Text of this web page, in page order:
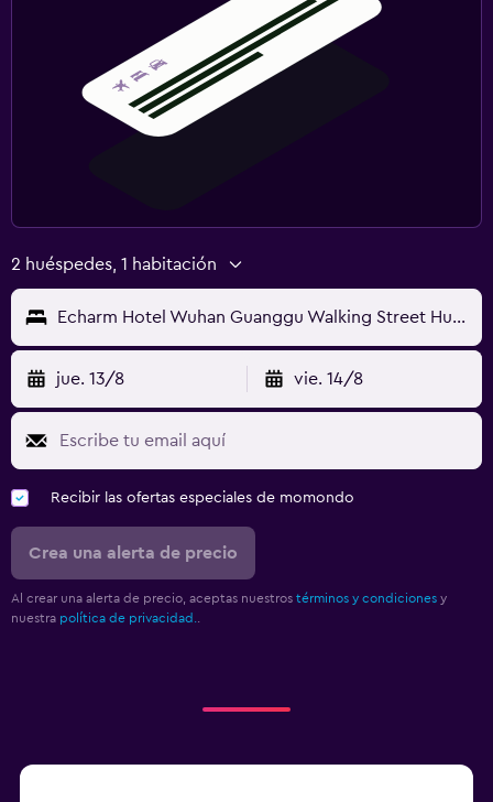
2 huéspedes, 1 habitación
Echarm Hotel Wuhan Guanggu Walking Street Huazhong University Of Science And Technology
jue. 13/8 vie. 14/8
Recibir las ofertas especiales de momondo
Crea una alerta de precio
Al crear una alerta de precio, aceptas nuestros términos y condiciones y
nuestra política de privacidad.